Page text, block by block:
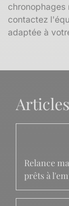
chronophages
contactez
adaptée à
Relance
prêts à